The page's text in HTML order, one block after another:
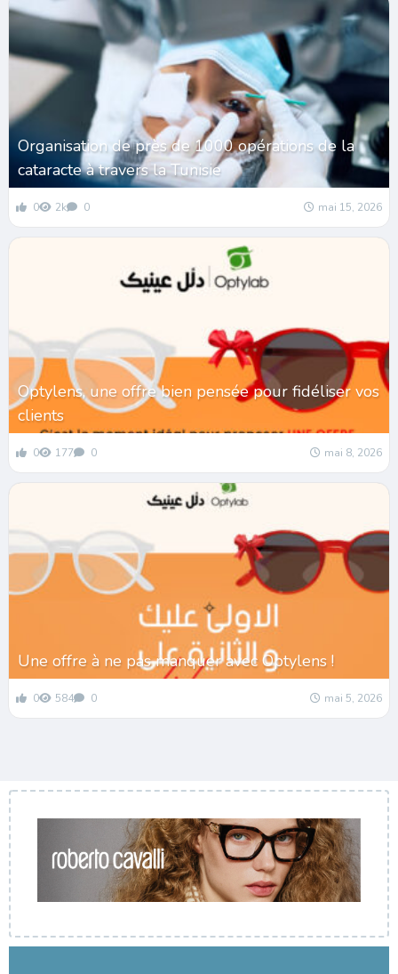
Organisation de près de 1000 opérations de la
cataracte à travers la Tunisie
0 2k 0 mai 15, 2026
Optylens, une offre bien pensée pour fidéliser vos
clients
0 177 0 mai 8, 2026
Une offre à ne pas manquer avec Optylens !
0 584 0 mai 5, 2026